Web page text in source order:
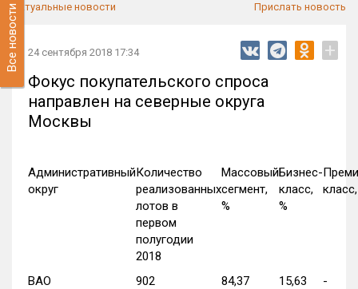
Актуальные новости Прислать новость
Все новости 24 сентября 2018 17:34 +
Фокус покупательского спроса
направлен на северные округа
Москвы
Административный
округ
Количество
реализованных
лотов в
первом
полугодии
2018
Массовый
сегмент,
%
Бизнес-
класс,
%
ВАО 902 84,37 15,63
-